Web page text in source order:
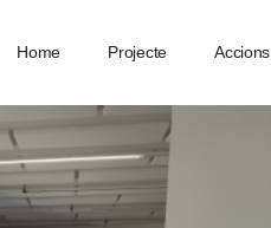
Home Projecte Accions